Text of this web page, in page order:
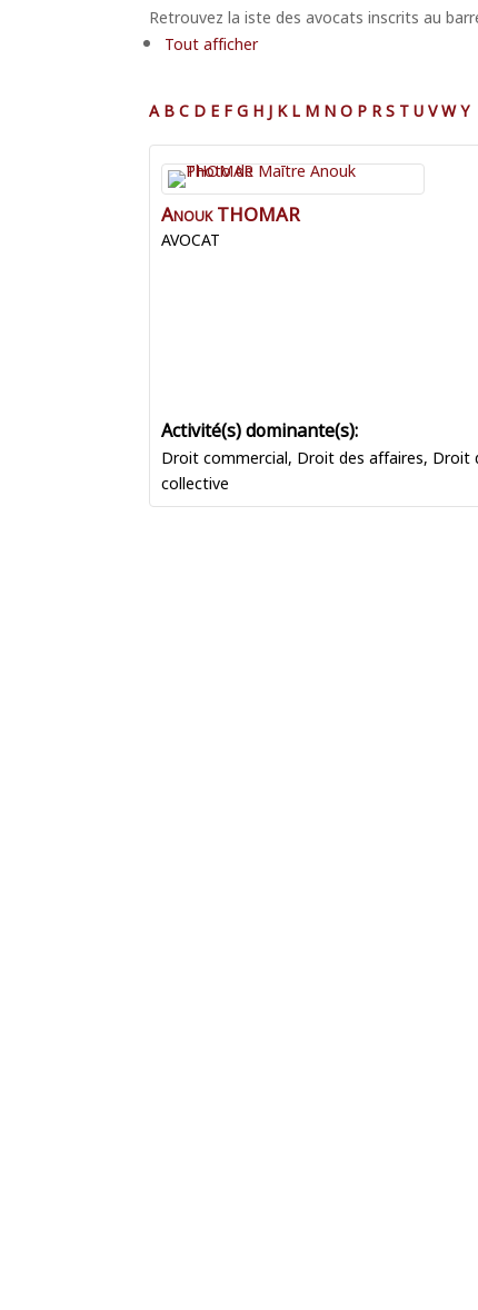
Retrouvez la iste des avocats inscrits au
Tout afficher
ABC D E FG H J KL M NO P RS TUVWY
AnoukTHOMAR
AVOCAT
Droit commercial, Droit des affaires, Droit
collective